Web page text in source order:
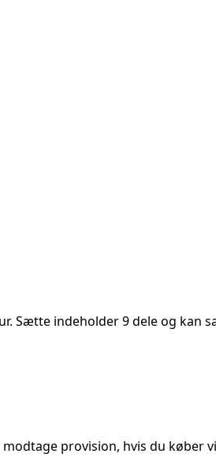
Sætte indeholder 9 dele og kan
provision, hvis du køber